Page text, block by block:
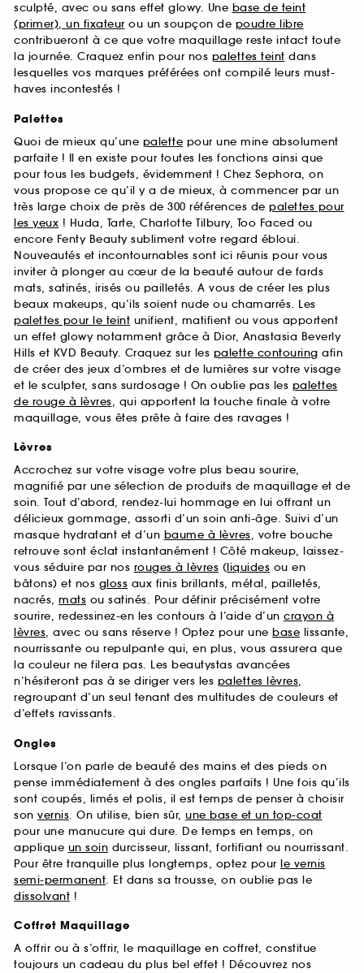
sculpté, avec ou sans effet glowy. Une base de teint
(primer), un fixateur ou un soupçon de poudre libre
contribueront à ce que votre maquillage reste intact toute
la journée. Craquez enfin pour nos palettes teint dans
lesquelles vos marques préférées ont compilé leurs must-
haves incontestés !
Palettes
Quoi de mieux qu’une palette pour une mine absolument
parfaite ! Il en existe pour toutes les fonctions ainsi que
pour tous les budgets, évidemment ! Chez Sephora, on
vous propose ce qu’il y a de mieux, à commencer par un
très large choix de près de 300 références de palettes pour
les yeux ! Huda, Tarte, Charlotte Tilbury, Too Faced ou
encore Fenty Beauty subliment votre regard ébloui.
Nouveautés et incontournables sont ici réunis pour vous
inviter à plonger au cœur de la beauté autour de fards
mats, satinés, irisés ou pailletés. A vous de créer les plus
beaux makeups, qu’ils soient nude ou chamarrés. Les
palettes pour le teint unifient, matifient ou vous apportent
un effet glowy notamment grâce à Dior, Anastasia Beverly
Hills et KVD Beauty. Craquez sur les palette contouring afin
de créer des jeux d’ombres et de lumières sur votre visage
et le sculpter, sans surdosage ! On oublie pas les palettes
de rouge à lèvres, qui apportent la touche finale à votre
maquillage, vous êtes prête à faire des ravages !
Lèvres
Accrochez sur votre visage votre plus beau sourire,
magnifié par une sélection de produits de maquillage et de
soin. Tout d’abord, rendez-lui hommage en lui offrant un
délicieux gommage, assorti d’un soin anti-âge. Suivi d’un
masque hydratant et d’un baume à lèvres, votre bouche
retrouve sont éclat instantanément ! Côté makeup, laissez-
vous séduire par nos rouges à lèvres (liquides ou en
bâtons) et nos gloss aux finis brillants, métal, pailletés,
nacrés, mats ou satinés. Pour définir précisément votre
sourire, redessinez-en les contours à l’aide d’un crayon à
lèvres, avec ou sans réserve ! Optez pour une base lissante,
nourrissante ou repulpante qui, en plus, vous assurera que
la couleur ne filera pas. Les beautystas avancées
n’hésiteront pas à se diriger vers les palettes lèvres,
regroupant d’un seul tenant des multitudes de couleurs et
d’effets ravissants.
Ongles
Lorsque l’on parle de beauté des mains et des pieds on
pense immédiatement à des ongles parfaits ! Une fois qu’ils
sont coupés, limés et polis, il est temps de penser à choisir
son vernis. On utilise, bien sûr, une base et un top-coat
pour une manucure qui dure. De temps en temps, on
applique un soin durcisseur, lissant, fortifiant ou nourrissant.
Pour être tranquille plus longtemps, optez pour le vernis
semi-permanent. Et dans sa trousse, on oublie pas le
dissolvant !
Coffret Maquillage
A offrir ou à s’offrir, le maquillage en coffret, constitue
toujours un cadeau du plus bel effet ! Découvrez nos